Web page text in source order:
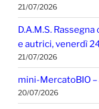
21/07/2026
D.A.M.S.
e autrici, venerdì
21/07/2026
mini-MercatoBIO
20/07/2026